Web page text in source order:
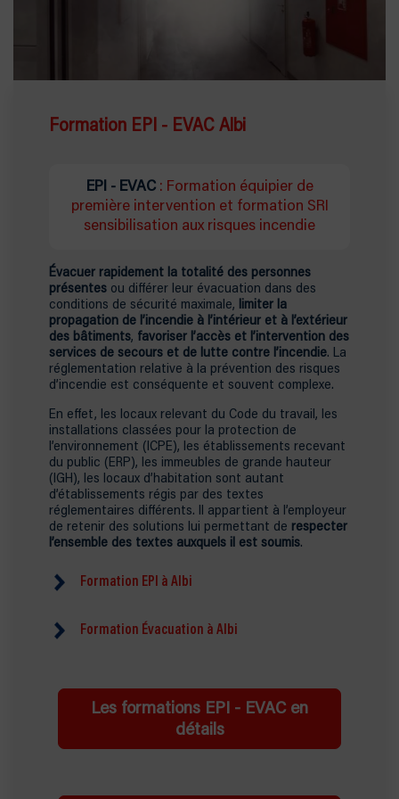
Formation EPI - EVAC Albi
EPI - EVAC: Formation équipier de
première intervention et formation SRI
sensibilisation aux risques incendie
Évacuer rapidement la totalité des personnes
présentes ou différer leur évacuation dans des
conditions de sécurité maximale, limiter la
propagation de l’incendie à l’intérieur et à l’extérieur
des bâtiments, favoriser l’accès et l’intervention des
services de secours et de lutte contre l’incendie. La
réglementation relative à la prévention des risques
d’incendie est conséquente et souvent complexe.
En effet, les locaux relevant du Code du travail, les
installations classées pour la protection de
l’environnement (ICPE), les établissements recevant
du public (ERP), les immeubles de grande hauteur
(IGH), les locaux d’habitation sont autant
d’établissements régis par des textes
réglementaires différents. Il appartient à l’employeur
de retenir des solutions lui permettant de respecter
l’ensemble des textes auxquels il est soumis.
Formation EPI à Albi
d’une partie théorie par vidéo-projection ainsi que
délimitée par une banderole. Une attestation vous
sera remise en fin de stage.
(article R. 4227-39 du Code du travail)
Formation Évacuation à Albi
fonction de votre établissement, les règles
d’évacuation vous seront apportées. Un
enregistrement sur votre registre de sécurité sera
Les formations EPI - EVAC en
détails